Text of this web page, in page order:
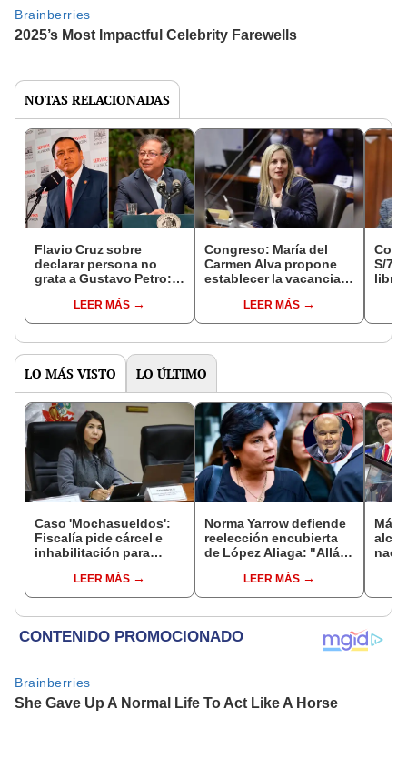
NOTAS RELACIONADAS
Flavio Cruz sobre
declarar persona no
grata a Gustavo Petro:
sin amigos”
LEER MÁS
Congreso: María del
Carmen Alva propone
establecer la vacancia
LEER MÁS
S/
LO MÁS VISTO LO ÚLTIMO
Caso 'Mochasueldos':
Fiscalía pide cárcel e
inhabilitación para
fujimorista María
Cordero Jon Tay
LEER MÁS
Norma Yarrow defiende
reelección encubierta
de López Aliaga: "Allá el
sacar la vuelta"
LEER MÁS
Más